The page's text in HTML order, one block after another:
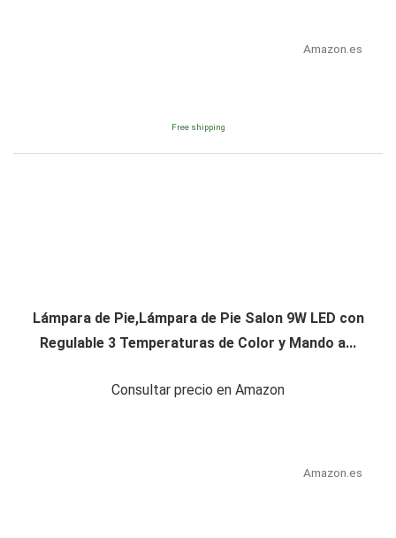
Amazon.es
Free shipping
Lámpara de Pie,Lámpara de Pie Salon 9W LED con
Regulable 3 Temperaturas de Color y Mando a...
Consultar precio en Amazon
Amazon.es